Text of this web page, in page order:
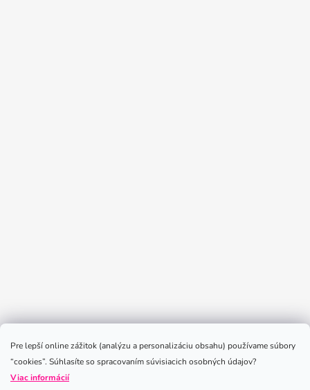
Pre lepší online zážitok (analýzu a personalizáciu obsahu) používame súbory
“cookies”. Súhlasíte so spracovaním súvisiacich osobných údajov?
Viac informácií
Sledovať na Instagrame